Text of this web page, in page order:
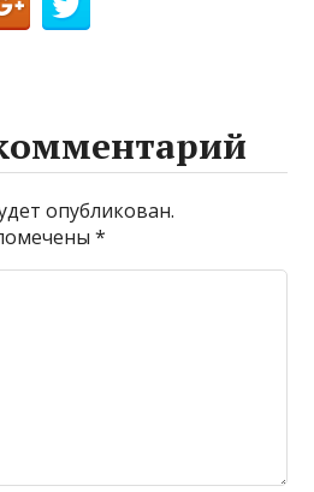
опубликован.
*